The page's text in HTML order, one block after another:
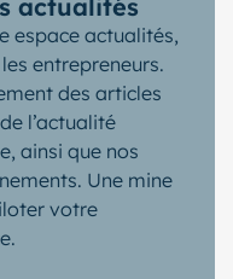
actualités
espace actualités,
entrepreneurs.
des articles
l’actualité
ainsi que nos
Une mine
votre